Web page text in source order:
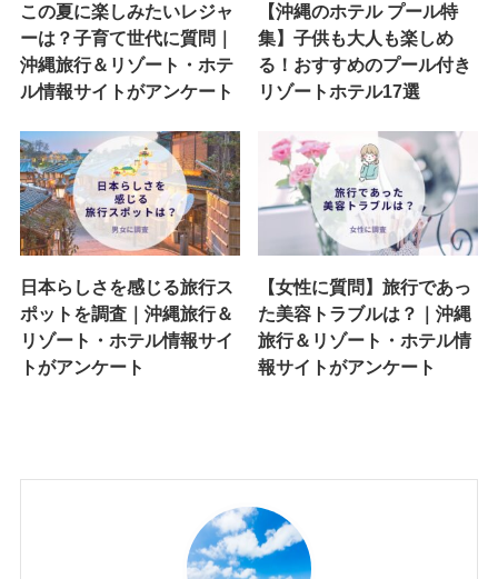
この夏に楽しみたいレジャ
ーは？子育て世代に質問｜
沖縄旅行＆リゾート・ホテ
ル情報サイトがアンケート
【沖縄のホテル プール特
集】子供も大人も楽しめ
る！おすすめのプール付き
リゾートホテル17選
日本らしさを感じる旅行ス
ポットを調査｜沖縄旅行＆
リゾート・ホテル情報サイ
トがアンケート
【女性に質問】旅行であっ
た美容トラブルは？｜沖縄
旅行＆リゾート・ホテル情
報サイトがアンケート